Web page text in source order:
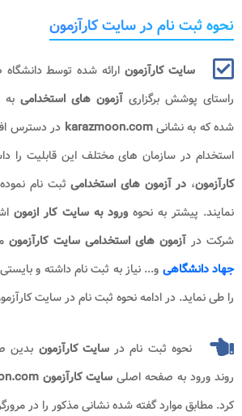
نحوه ثبت نام در سایت کارآزمون
سایت کارآزمونارائه شده توسط
راستای پوشش برگزاری آزمون های استخدامی
شده که به نشانیkarazmoon.com
در دسترس
استخدام در سازمان های مختلف این قابلیت را
کارآزمون، در آزمون های استخدامیثبت نام
نمایند. پیشتر به نحوه ورود به سایت کار ازمون
شرکت در آزمون های استخدامی سایت کارآزمون
جهاد دانشگاهی و... نیاز به ثبت نام داشته و
را طی نماید. در ادامه نحوه ثبت نام در سایت
نحوه ثبت نام درسایت کارآزمون بدین
روند ورود به صفحه اصلی سایت کارآزمون karazmoon.com
کرد. مطابق موارد گفته شده نشانی مذکور را در